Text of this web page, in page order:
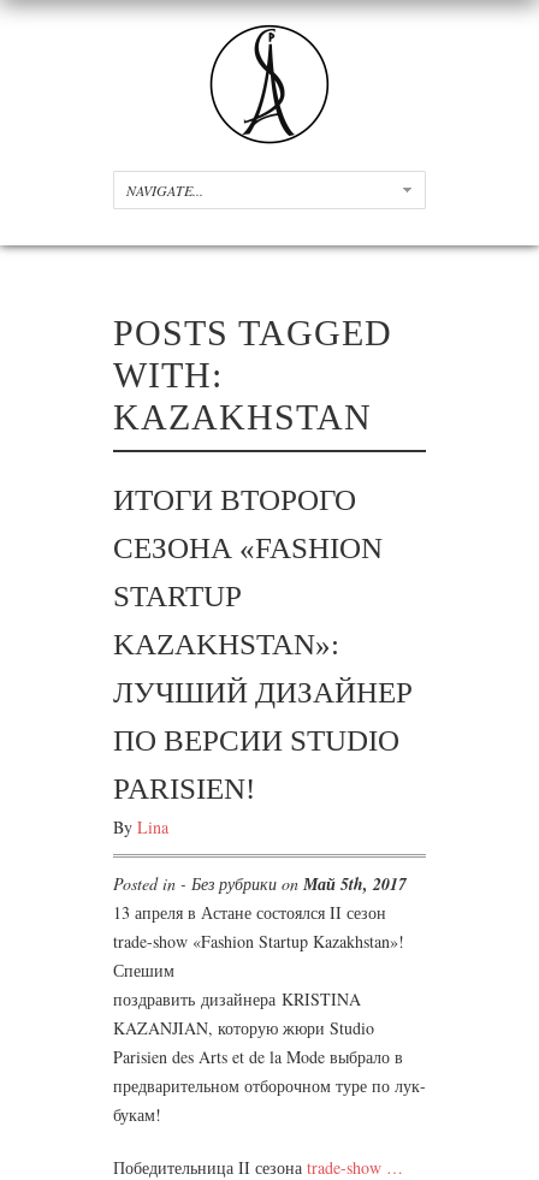
POSTS TAGGED
WITH:
KAZAKHSTAN
ИТОГИ ВТОРОГО
СЕЗОНА «FASHION
STARTUP
KAZAKHSTAN»:
ЛУЧШИЙ ДИЗАЙНЕР
ПО ВЕРСИИ STUDIO
PARISIEN!
By Lina
Posted in - Без рубрики on Май 5th, 2017
13 апреля в Астане состоялся II сезон
trade-show «Fashion Startup Kazakhstan»!
Спешим
поздравить дизайнера KRISTINA
KAZANJIAN, которую жюри Studio
Parisien des Arts et de la Mode выбрало в
предварительном отборочном туре по лук-
букам!
Победительница II сезона trade-show …